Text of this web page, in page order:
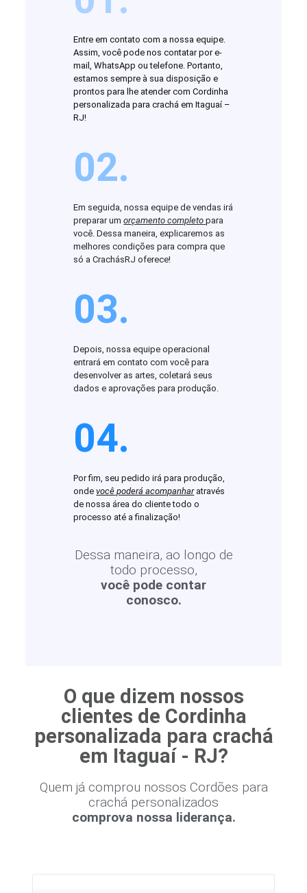
Entre em contato com a nossa equipe.
Assim, você pode nos contatar por e-
mail, WhatsApp ou telefone. Portanto,
estamos sempre à sua disposição e
prontos para lhe atender com Cordinha
personalizada para crachá em Itaguaí –
RJ!
02.
Em seguida, nossa equipe de vendas irá
preparar umorçamento completopara
você. Dessa maneira, explicaremos as
melhores condições para compra que
só a CrachásRJ oferece!
03.
Depois, nossa equipe operacional
entrará em contato com você para
desenvolver as artes, coletará seus
dados e aprovações para produção.
04.
Por fim, seu pedido irá para produção,
ondevocê poderá acompanharatravés
de nossa área do cliente todo o
processo até a finalização!
Dessa maneira, ao longo de
todo processo,
você pode contar
conosco.
O que dizem nossos
clientes de Cordinha
personalizada para crachá
em Itaguaí - RJ?
Quem já comprou nossos Cordões para
crachá personalizados
comprova nossa liderança.